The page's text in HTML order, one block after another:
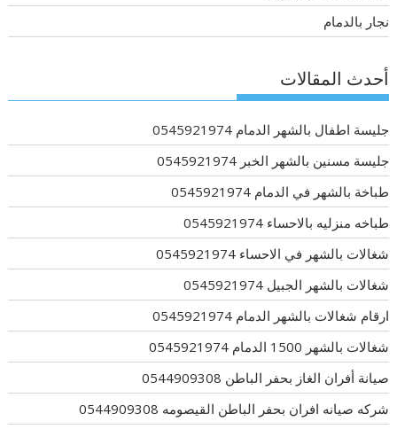
نجار بالدمام
أحدث المقالات
جليسة اطفال بالشهر الدمام 0545921974
جليسة مسنين بالشهر الخبر 0545921974
طباخة بالشهر في الدمام 0545921974
طباخه منزليه بالاحساء 0545921974
شغالات بالشهر في الاحساء 0545921974
شغالات بالشهر الجبيل 0545921974
ارقام شغالات بالشهر الدمام 0545921974
شغالات بالشهر 1500 الدمام 0545921974
صيانة أفران الغاز بحفر الباطن 0544909308
شركه صيانه افران بحفر الباطن القيصومه 0544909308